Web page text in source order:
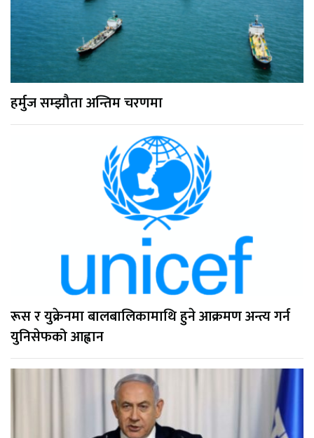
हर्मुज सम्झौता अन्तिम चरणमा
रूस र युक्रेनमा बालबालिकामाथि हुने आक्रमण अन्त्य गर्न
युनिसेफको आह्वान